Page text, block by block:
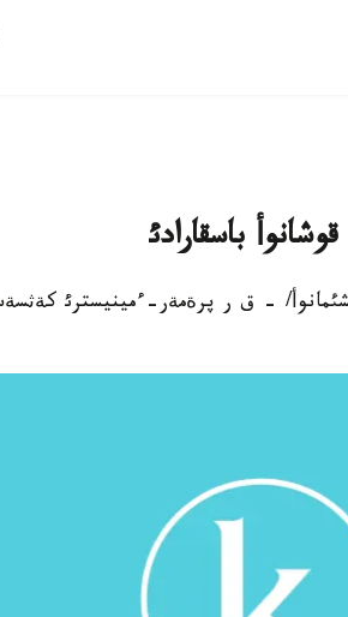
باسقارادئ
قذلشئمانوأ/ - ق ر پرةمةر-ءمينيسترئ